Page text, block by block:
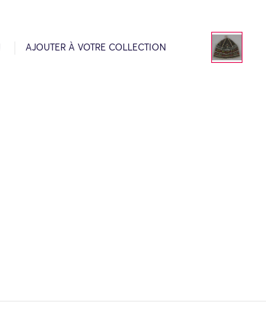
AJOUTER À VOTRE COLLECTION